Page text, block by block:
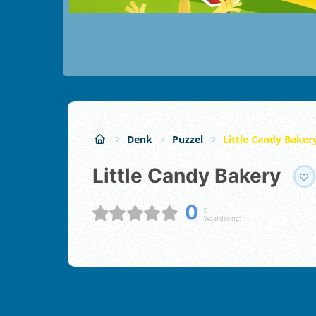
Denk Puzzel Little Candy
Little Candy Bakery
0
0
Waardering: